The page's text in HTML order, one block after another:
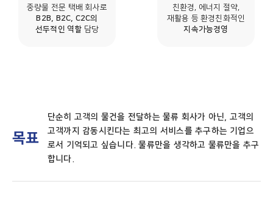
중량물 전문 택배 회사로
B2B, B2C, C2C의
선두적인 역할 담당
친환경, 에너지 절약,
재활용 등 환경친화적인
지속가능경영
목표
단순히 고객의 물건을 전달하는 물류 회사가 아닌, 고객의
고객까지 감동시킨다는 최고의 서비스를 추구하는 기업으
로서 기억되고 싶습니다. 물류만을 생각하고 물류만을 추구
합니다.